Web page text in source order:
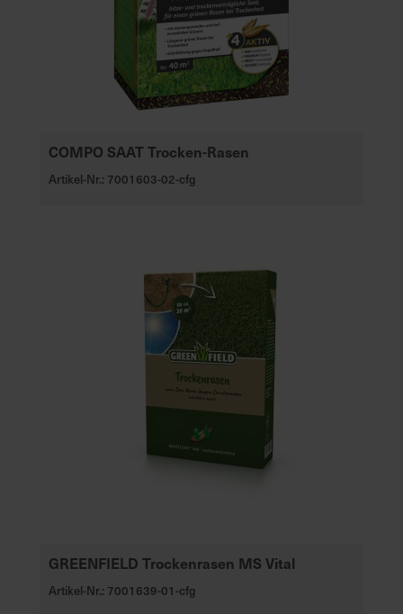
COMPO SAAT Trocken-Rasen
Artikel-Nr.: 7001603-02-cfg
GREENFIELD Trockenrasen MS Vital
Artikel-Nr.: 7001639-01-cfg